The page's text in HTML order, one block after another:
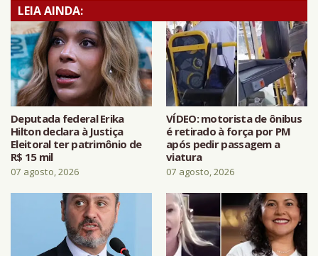
LEIA AINDA:
Deputada federal Erika
Hilton declara à Justiça
Eleitoral ter patrimônio de
R$ 15 mil
07 agosto, 2026
VÍDEO: motorista de ônibus
é retirado à força por PM
após pedir passagem a
viatura
07 agosto, 2026